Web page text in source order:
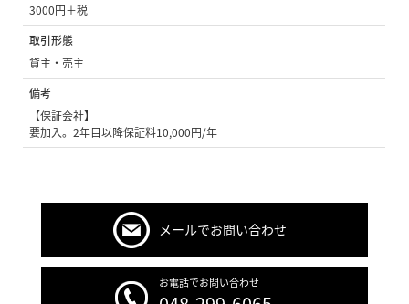
3000円＋税
取引形態
貸主・売主
備考
【保証会社】
要加入。2年目以降保証料10,000円/年
メールでお問い合わせ
お電話でお問い合わせ